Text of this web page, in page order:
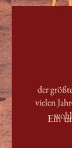
Ein
der
vielen